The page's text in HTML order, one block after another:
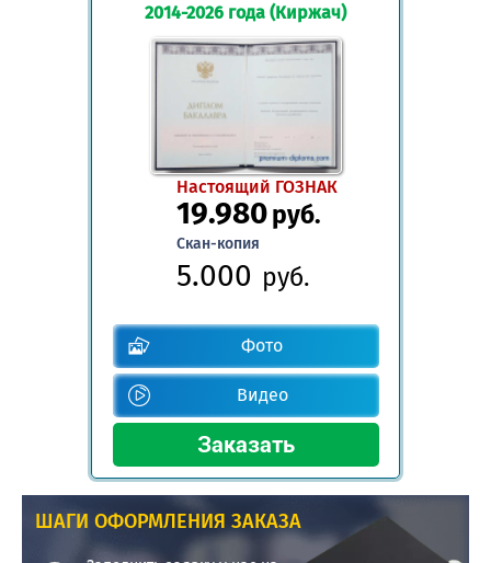
2014-2026 года (Киржач)
Настоящий ГОЗНАК
19.980руб.
Скан-копия
5.000 руб.
Фото
Видео
ШАГИ ОФОРМЛЕНИЯ ЗАКАЗА